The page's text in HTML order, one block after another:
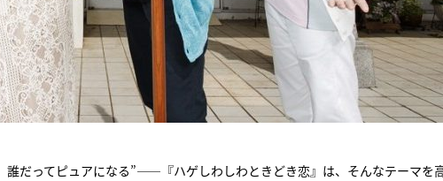
誰だってピュアになる”――『ハゲしわしわときどき恋』は、そんなテーマを